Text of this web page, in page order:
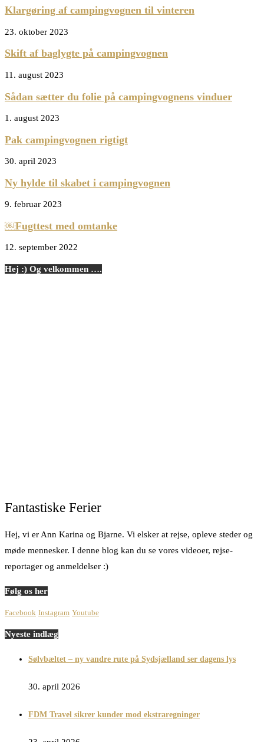
Klargøring af campingvognen til vinteren
23. oktober 2023
Skift af baglygte på campingvognen
11. august 2023
Sådan sætter du folie på campingvognens vinduer
1. august 2023
Pak campingvognen rigtigt
30. april 2023
Ny hylde til skabet i campingvognen
9. februar 2023
￼Fugttest med omtanke
12. september 2022
Hej :) Og velkommen ….
Fantastiske Ferier
Hej, vi er Ann Karina og Bjarne. Vi elsker at rejse, opleve steder og
møde mennesker. I denne blog kan du se vores videoer, rejse-
reportager og anmeldelser :)
Følg os her
Facebook Instagram Youtube
Nyeste indlæg
Sølvbæltet – ny vandre rute på Sydsjælland ser dagens lys
30. april 2026
FDM Travel sikrer kunder mod ekstraregninger